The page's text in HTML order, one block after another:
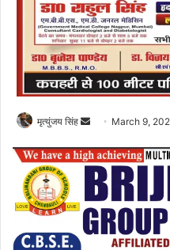
मृत्युंजय सिंह
Send
email
March 9,